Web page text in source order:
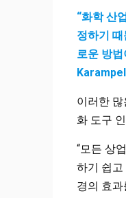
“화학 산
정하기
로운 방법
이러한
화 도구
“모든 상
하기 쉽고
경의 효